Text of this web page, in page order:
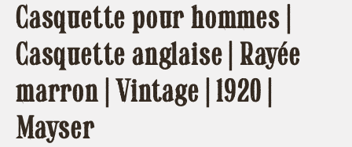
Casquette pour hommes |
Casquette anglaise | Rayée
marron | Vintage | 1920 |
Mayser